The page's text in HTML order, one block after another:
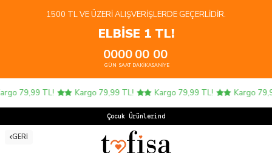
1500 TL VE ÜZERI ALIŞVERIŞLERDE GEÇERLIDIR.
ELBİSE 1 TL!
00
GÜN
00
SAAT
00
DAKIKA
00
SANIYE
79,99 TL! Kargo 79,99 TL! Kargo 79,99 TL! Kargo 79,99
Çocuk Ürünlerinde 4
GERI